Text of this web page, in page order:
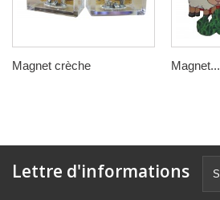
Magnet crèche Magnet...
Lettre d'informations